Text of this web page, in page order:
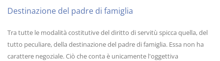
Destinazione del padre di famiglia
Tra tutte le modalità costitutive del diritto di servitù spicca quella, del
tutto peculiare, della destinazione del padre di famiglia. Essa non ha
carattere negoziale. Ciò che conta è unicamente l'oggettiva